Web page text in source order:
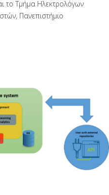
το Tμήμα Ηλεκτρολόγων
Πανεπιστήμιο